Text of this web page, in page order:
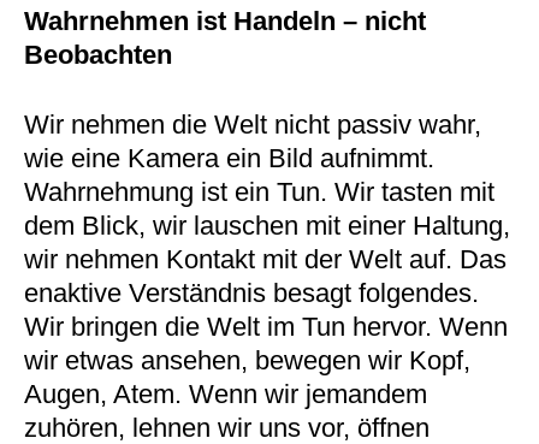
Wahrnehmen ist Handeln – nicht
Beobachten
Wir nehmen die Welt nicht passiv wahr,
wie eine Kamera ein Bild aufnimmt.
Wahrnehmung ist ein Tun. Wir tasten mit
dem Blick, wir lauschen mit einer Haltung,
wir nehmen Kontakt mit der Welt auf. Das
enaktive Verständnis besagt folgendes.
Wir bringen die Welt im Tun hervor. Wenn
wir etwas ansehen, bewegen wir Kopf,
Augen, Atem. Wenn wir jemandem
zuhören, lehnen wir uns vor, öffnen